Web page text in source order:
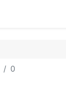
0